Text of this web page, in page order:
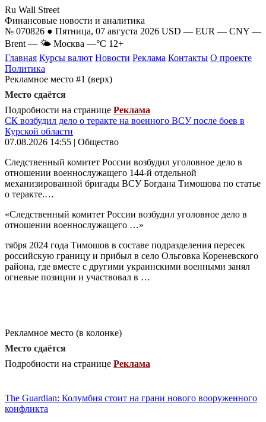
Ru Wall Street
Финансовые новости и аналитика
№ 070826 ● Пятница, 07 августа 2026 USD — EUR — CNY —
Brent — 🌤 Москва —°C 12+
Главная Курсы валют Новости Реклама Контакты О проекте
Политика
Рекламное место #1 (верх)
Место сдаётся
Подробности на странице Реклама
СК возбудил дело о теракте на военного ВСУ после боев в
Курской области
07.08.2026 14:55 | Общество
Следственный комитет России возбудил уголовное дело в
отношении военнослужащего 144-й отдельной
механизированной бригады ВСУ Богдана Тимошова по статье
о теракте.…
«Следственный комитет России возбудил уголовное дело в
отношении военнослужащего …»
тября 2024 года Тимошов в составе подразделения пересек
российскую границу и прибыл в село Ольговка Кореневского
района, где вместе с другими украинскими военными занял
огневые позиции и участвовал в …
Рекламное место (в колонке)
Место сдаётся
Подробности на странице Реклама
The Guardian: Колумбия стоит на грани нового вооруженного
конфликта